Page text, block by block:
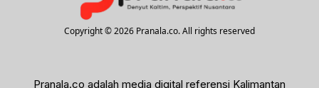
Copyright © 2026 Pranala.co. All rights reserved
Pranala.co adalah media digital referensi Kalimantan